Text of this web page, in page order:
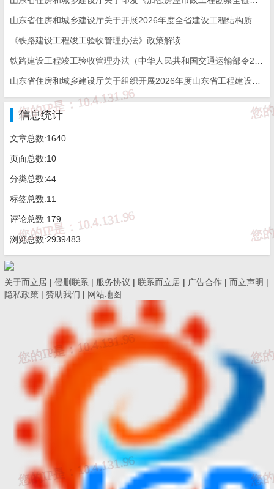
《铁路建设工程竣工验收管理办法》政策解读
信息统计
文章总数:1640
页面总数:10
分类总数:44
标签总数:11
评论总数:179
浏览总数:2939483
关于而立居 | 侵删联系 | 服务协议 | 联系而立居 | 广告合作 | 而立声明 |
隐私政策 | 赞助我们 | 网站地图